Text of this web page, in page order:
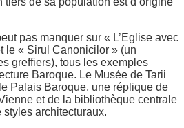
pas manquer sur « L’Eglise avec
le « Sirul Canonicilor » (un
greffiers), tous les exemples
Baroque. Le Musée de Tarii
Palais Baroque, une réplique de
et de la bibliothèque centrale
styles architecturaux.